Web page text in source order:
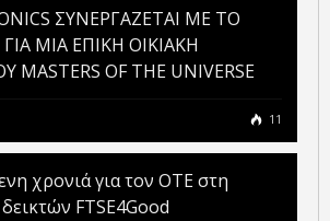
ΣΥΝΕΡΓΑΖΕΤΑΙ ΜΕ ΤΟ
ΓΙΑ ΜΙΑ ΕΠΙΚΗ ΟΙΚΙΑΚΗ
MASTERS OF THE UNIVERSE
11
χρονιά για τον ΟΤΕ στη
FTSE4Good